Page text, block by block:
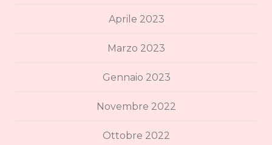
Aprile 2023
Marzo 2023
Gennaio 2023
Novembre 2022
Ottobre 2022